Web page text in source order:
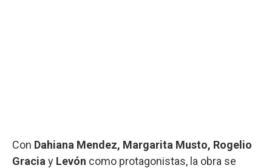
Con Dahiana Mendez, Margarita Musto, Rogelio
Gracia y Levón como protagonistas, la obra se